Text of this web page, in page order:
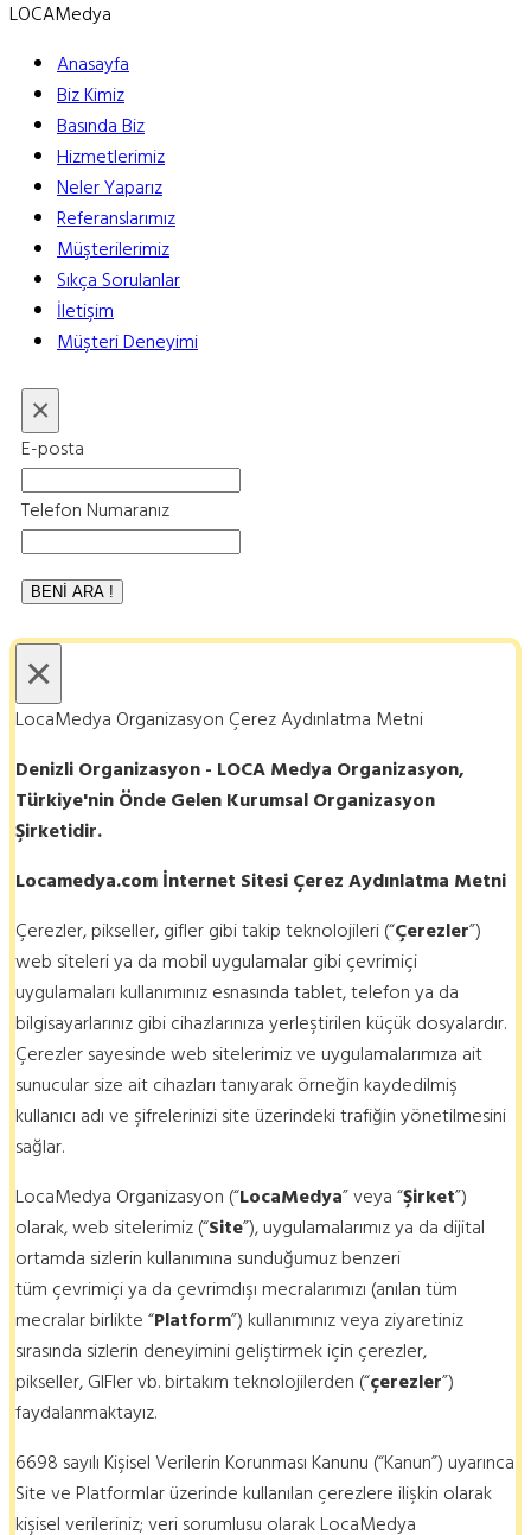
LOCAMedya
Anasayfa
Biz Kimiz
Basında Biz
Hizmetlerimiz
Neler Yaparız
Referanslarımız
Müşterilerimiz
Sıkça Sorulanlar
İletişim
Müşteri Deneyimi
×
E-posta
Telefon Numaranız
×
LocaMedya Organizasyon Çerez Aydınlatma Metni
Denizli Organizasyon - LOCA Medya Organizasyon,
Türkiye'nin Önde Gelen Kurumsal Organizasyon
Şirketidir.
Locamedya.com İnternet Sitesi Çerez Aydınlatma Metni
Çerezler, pikseller, gifler gibi takip teknolojileri (“Çerezler”)
web siteleri ya da mobil uygulamalar gibi çevrimiçi
uygulamaları kullanımınız esnasında tablet, telefon ya da
bilgisayarlarınız gibi cihazlarınıza yerleştirilen küçük dosyalardır.
Çerezler sayesinde web sitelerimiz ve uygulamalarımıza ait
sunucular size ait cihazları tanıyarak örneğin kaydedilmiş
kullanıcı adı ve şifrelerinizi site üzerindeki trafiğin yönetilmesini
sağlar.
LocaMedya Organizasyon (“LocaMedya” veya “Şirket”)
olarak, web sitelerimiz (“Site”), uygulamalarımız ya da dijital
ortamda sizlerin kullanımına sunduğumuz benzeri
tüm çevrimiçi ya da çevrimdışı mecralarımızı (anılan tüm
mecralar birlikte “Platform”) kullanımınız veya ziyaretiniz
sırasında sizlerin deneyimini geliştirmek için çerezler,
pikseller, GIFler vb. birtakım teknolojilerden (“çerezler”)
faydalanmaktayız.
6698 sayılı Kişisel Verilerin Korunması Kanunu (“Kanun”) uyarınca
Site ve Platformlar üzerinde kullanılan çerezlere ilişkin olarak
kişisel verileriniz; veri sorumlusu olarak LocaMedya